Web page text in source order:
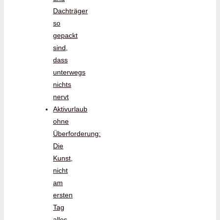
Dachträger
so
gepackt
sind,
dass
unterwegs
nichts
nervt
Aktivurlaub
ohne
Überforderung:
Die
Kunst,
nicht
am
ersten
Tag